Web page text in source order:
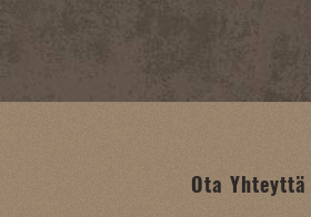
Ota Yhteyttä